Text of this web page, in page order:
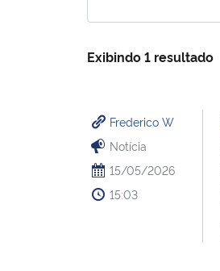
Exibindo 1 resultado
Frederico W
Notícia
15/05/2026
15:03